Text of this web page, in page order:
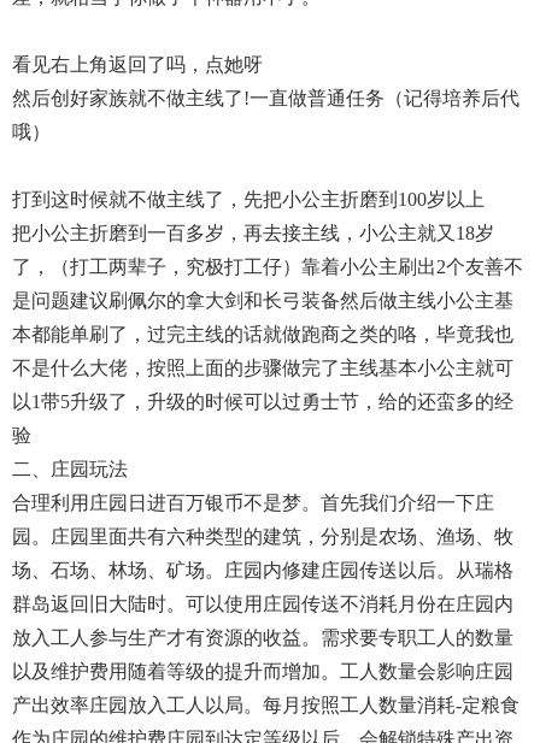
看见右上角返回了吗，点她呀
然后创好家族就不做主线了!一直做普通任务（记得培养后代
哦）
打到这时候就不做主线了，先把小公主折磨到100岁以上
把小公主折磨到一百多岁，再去接主线，小公主就又18岁
了，（打工两辈子，究极打工仔）靠着小公主刷出2个友善不
是问题建议刷佩尔的拿大剑和长弓装备然后做主线小公主基
本都能单刷了，过完主线的话就做跑商之类的咯，毕竟我也
不是什么大佬，按照上面的步骤做完了主线基本小公主就可
以1带5升级了，升级的时候可以过勇士节，给的还蛮多的经
验
二、庄园玩法
合理利用庄园日进百万银币不是梦。首先我们介绍一下庄
园。庄园里面共有六种类型的建筑，分别是农场、渔场、牧
场、石场、林场、矿场。庄园内修建庄园传送以后。从瑞格
群岛返回旧大陆时。可以使用庄园传送不消耗月份在庄园内
放入工人参与生产才有资源的收益。需求要专职工人的数量
以及维护费用随着等级的提升而增加。工人数量会影响庄园
产出效率庄园放入工人以局。每月按照工人数量消耗-定粮食
作为庄园的维护费庄园到达定等级以后。会解锁特殊产出资